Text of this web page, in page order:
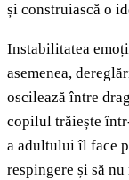
și construiască o
Instabilitatea
asemenea,
oscilează între
copilul trăiește
a adultului îl face
respingere și să